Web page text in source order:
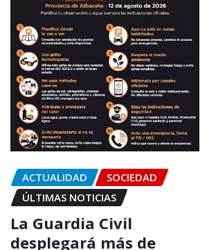
ACTUALIDAD
SOCIEDAD
ÚLTIMAS NOTICIAS
La Guardia Civil
desplegará más de